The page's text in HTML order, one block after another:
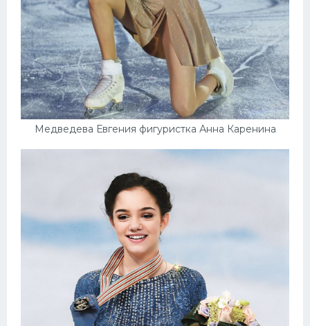
Медведева Евгения фигуристка Анна Каренина